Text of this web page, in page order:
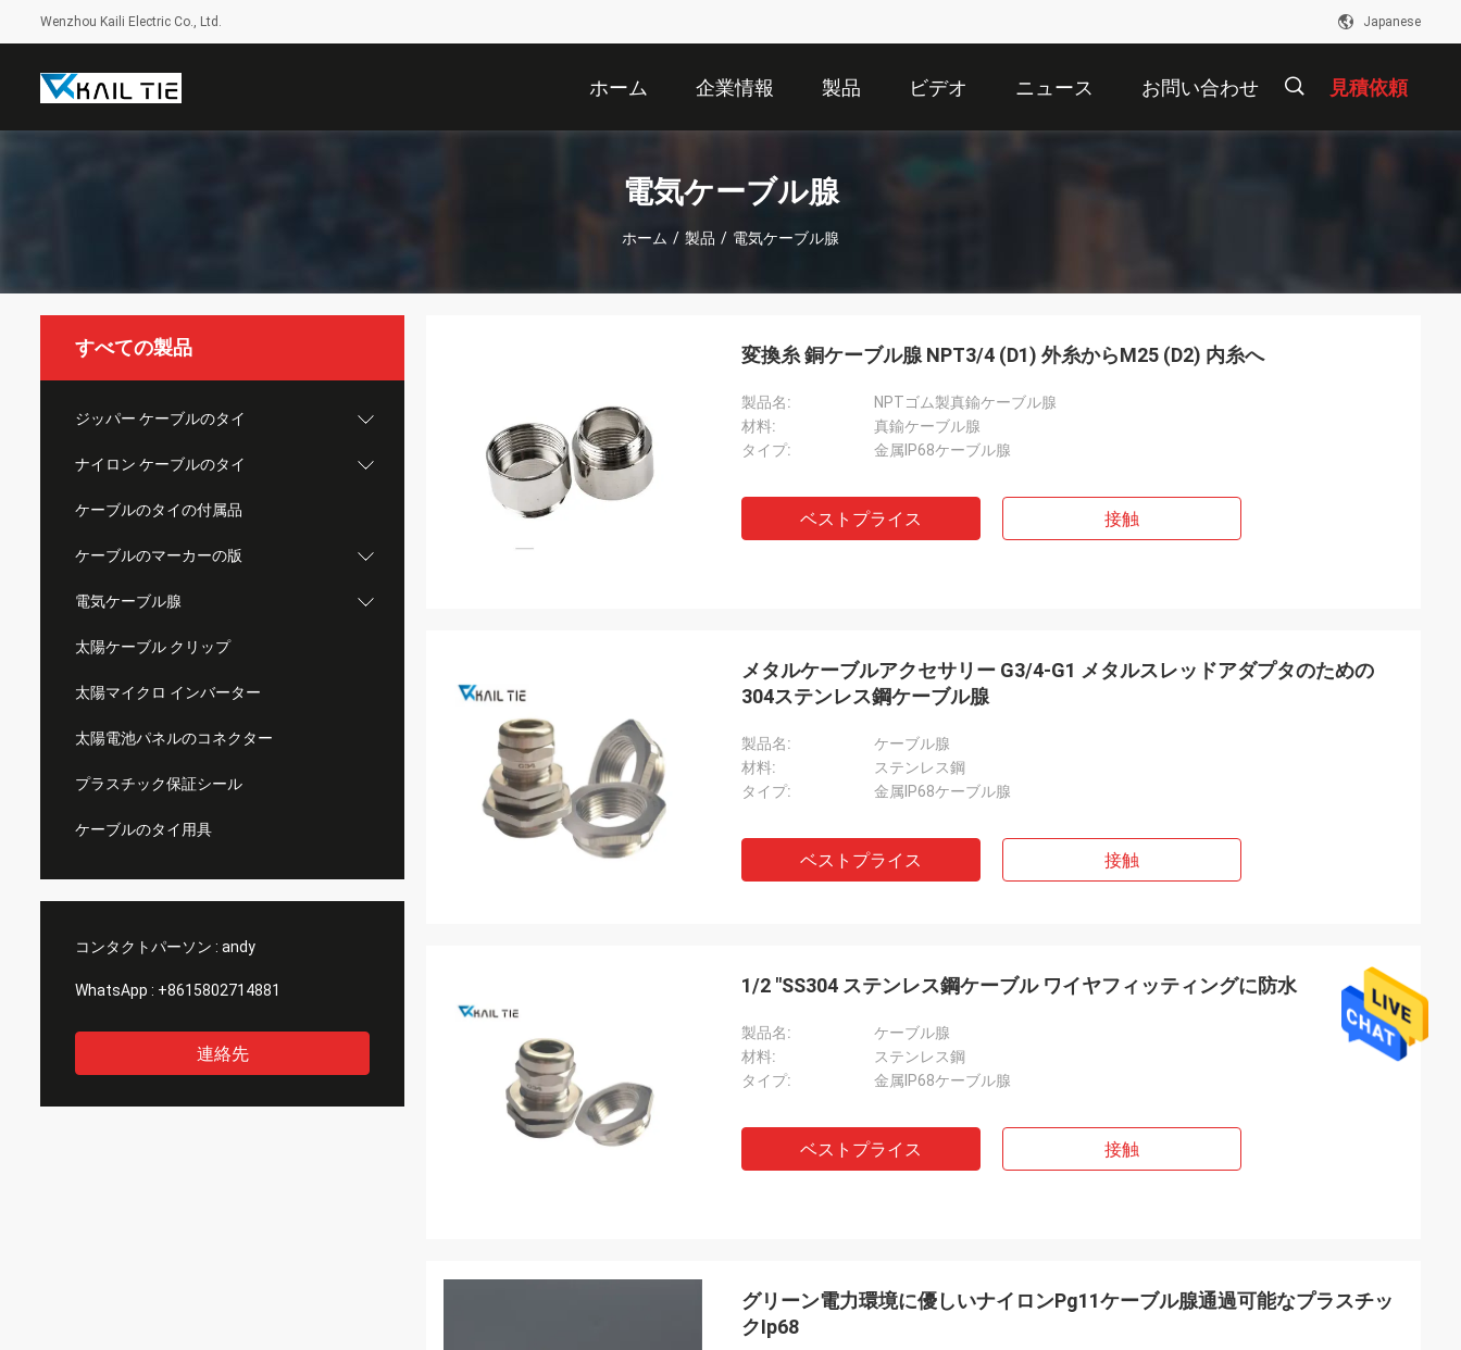
Wenzhou Kaili Electric Co., Ltd. Japanese
ホーム 企業情報 製品 ビデオ ニュース お問い合わせ 見積依頼
電気ケーブル腺
ホーム / 製品 / 電気ケーブル腺
すべての製品
ジッパー ケーブルのタイ
ナイロン ケーブルのタイ
ケーブルのタイの付属品
ケーブルのマーカーの版
電気ケーブル腺
太陽ケーブル クリップ
太陽マイクロ インバーター
太陽電池パネルのコネクター
プラスチック保証シール
ケーブルのタイ用具
コンタクトパーソン : andy
WhatsApp : +8615802714881
連絡先
変換糸 銅ケーブル腺 NPT3/4 (D1) 外糸からM25 (D2) 内糸へ
製品名:
NPTゴム製真鍮ケーブル腺
材料:
真鍮ケーブル腺
タイプ:
金属IP68ケーブル腺
ベストプライス 接触
メタルケーブルアクセサリー G3/4-G1 メタルスレッドアダプタのための
304ステンレス鋼ケーブル腺
製品名:
ケーブル腺
材料:
ステンレス鋼
タイプ:
金属IP68ケーブル腺
ベストプライス 接触
1/2 "SS304 ステンレス鋼ケーブル ワイヤフィッティングに防水
製品名:
ケーブル腺
材料:
ステンレス鋼
タイプ:
金属IP68ケーブル腺
ベストプライス 接触
グリーン電力環境に優しいナイロンPg11ケーブル腺通過可能なプラスチッ
クIp68